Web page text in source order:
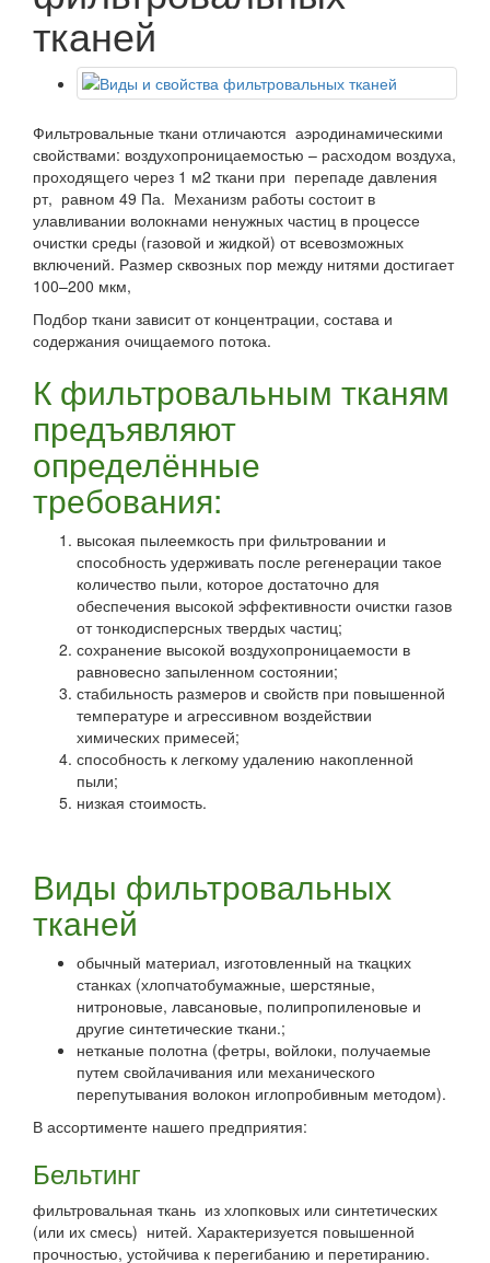
тканей
Фильтровальные ткани отличаются аэродинамическими
свойствами: воздухопроницаемостью – расходом воздуха,
проходящего через 1 м2 ткани при перепаде давления
рт, равном 49 Па. Механизм работы состоит в
улавливании волокнами ненужных частиц в процессе
очистки среды (газовой и жидкой) от всевозможных
включений. Размер сквозных пор между нитями достигает
100–200 мкм,
Подбор ткани зависит от концентрации, состава и
содержания очищаемого потока.
К фильтровальным тканям
предъявляют
определённые
требования:
высокая пылеемкость при фильтровании и
способность удерживать после регенерации такое
количество пыли, которое достаточно для
обеспечения высокой эффективности очистки газов
от тонкодисперсных твердых частиц;
сохранение высокой воздухопроницаемости в
равновесно запыленном состоянии;
стабильность размеров и свойств при повышенной
температуре и агрессивном воздействии
химических примесей;
способность к легкому удалению накопленной
пыли;
низкая стоимость.
Виды фильтровальных
тканей
обычный материал, изготовленный на ткацких
станках (хлопчатобумажные, шерстяные,
нитроновые, лавсановые, полипропиленовые и
другие синтетические ткани.;
нетканые полотна (фетры, войлоки, получаемые
путем свойлачивания или механического
перепутывания волокон иглопробивным методом).
В ассортименте нашего предприятия:
Бельтинг
фильтровальная ткань из хлопковых или синтетических
(или их смесь) нитей. Характеризуется повышенной
прочностью, устойчива к перегибанию и перетиранию.